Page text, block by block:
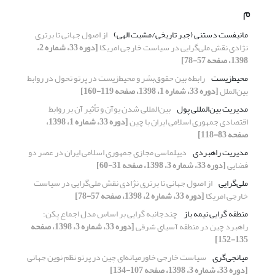
م
مانیفست دستنی (جبر تاریخی/مشیت الهی) از اصول جهانی تا برتری
نژادی نقش ملی‌گرایی در سیاست خارجی امریکا [دوره 33، شماره 2،
1398، صفحه 57-78]
محیط‌زیست رابطه بین حقوق‌بشر و محیط‌زیست در پرتو تحول در روابط
بین‌الملل[دوره 33، شماره 1، 1398، صفحه 119-160]
مدیریت بین‌المللی پول بین‌المللی شدن یوآن و تأثیر آن بر روابط
اقتصادی جمهوری اسلامی ایران با چین [دوره 33، شماره 1، 1398،
صفحه 83-118]
مدیریت راهبردی دیپلماسی مجازی جمهوری اسلامی ایران در عصر دو
فضایی[دوره 33، شماره 3، 1398، صفحه 31-60]
ملی‌گرایی از اصول جهانی تا برتری نژادی نقش ملی‌گرایی در سیاست
خارجی امریکا[دوره 33، شماره 2، 1398، صفحه 57-78]
منطقه گرایی نیمه باز چندجانبه گرایی بر اساس مدل اجماع پکن؛
راهبرد چین در منطقه آسیای شرقی [دوره 33، شماره 3، 1398، صفحه
135-152]
میانجی‌گری سیاست خارجی خاورمیانه‌ای چین در پرتو نظم نوین جهانی
[دوره 33، شماره 3، 1398، صفحه 107-134]